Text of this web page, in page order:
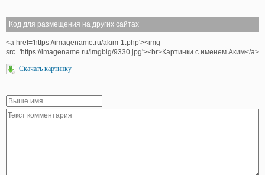
Код для размещения на других сайтах
<a href='https://imagename.ru/akim-1.php'><img
src='https://imagename.ru/imgbig/9330.jpg'><br>Картинки с именем Аким</a>
Скачать картинку